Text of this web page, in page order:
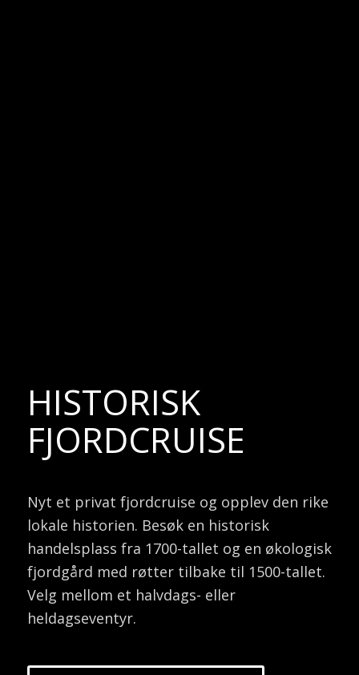
HISTORISK
FJORDCRUISE
Nyt et privat fjordcruise og opplev den rike
lokale historien. Besøk en historisk
handelsplass fra 1700-tallet og en økologisk
fjordgård med røtter tilbake til 1500-tallet.
Velg mellom et halvdags- eller
heldagseventyr.